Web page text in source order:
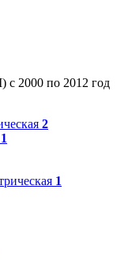
с 2000 по 2012 год
2
1
1